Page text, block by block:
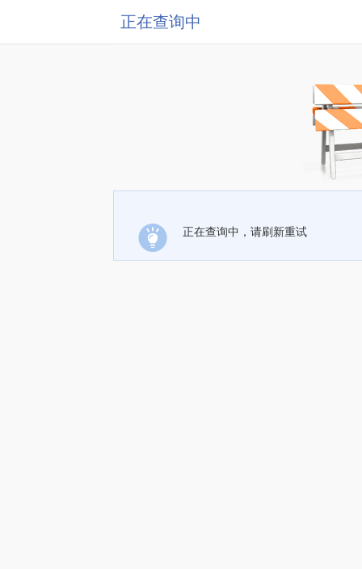
正在查询中
正在查询中，请刷新重试